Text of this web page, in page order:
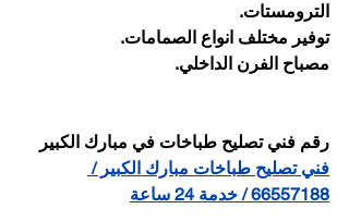
الترومستات.
توفير مختلف انواع الصمامات.
مصباح الفرن الداخلي.
رقم فني تصليح طباخات في مبارك الكبير
فني تصليح طباخات مبارك الكبير /
66557188 / خدمة 24 ساعة